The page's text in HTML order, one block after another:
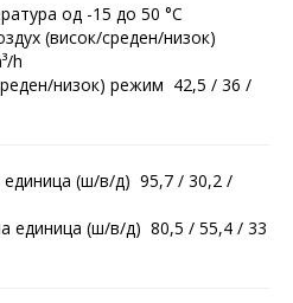
од -15 до 50 °C
(висок/среден/низок)
h
низок) режим 42,5 / 36 /
(ш/в/д) 95,7 / 30,2 /
единица (ш/в/д) 80,5 / 55,4 / 33